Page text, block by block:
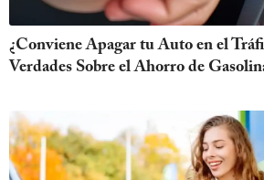
¿Conviene Apagar tu Auto en el
Verdades Sobre el Ahorro de